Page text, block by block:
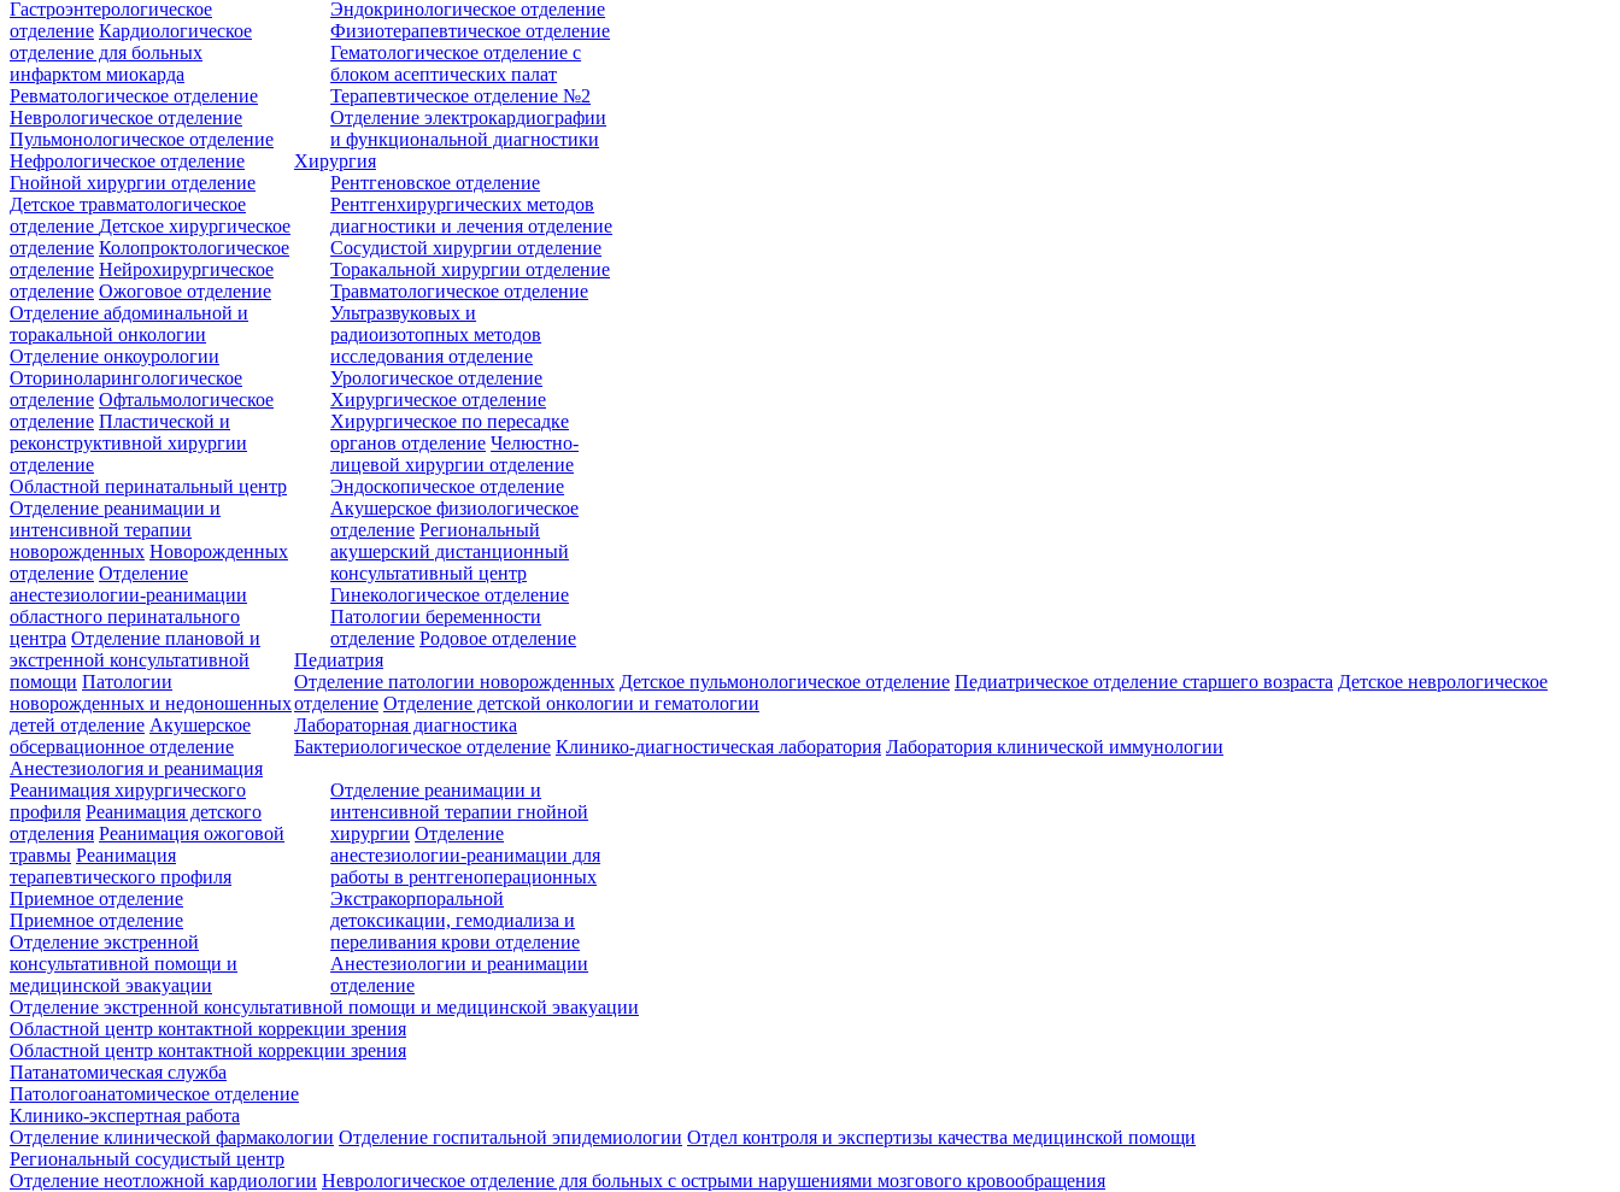
Гастроэнтерологическое
отделение Кардиологическое
отделение для больных
инфарктом миокарда
Ревматологическое отделение
Неврологическое отделение
Пульмонологическое отделение
Нефрологическое отделение
Эндокринологическое отделение
Физиотерапевтическое отделение
Гематологическое отделение с
блоком асептических палат
Терапевтическое отделение №2
Отделение электрокардиографии
и функциональной диагностики
Хирургия
Гнойной хирургии отделение
Детское травматологическое
отделение Детское хирургическое
отделение Колопроктологическое
отделение Нейрохирургическое
отделение Ожоговое отделение
Отделение абдоминальной и
торакальной онкологии
Отделение онкоурологии
Оториноларингологическое
отделение Офтальмологическое
отделение Пластической и
реконструктивной хирургии
отделение
Рентгеновское отделение
Рентгенхирургических методов
диагностики и лечения отделение
Сосудистой хирургии отделение
Торакальной хирургии отделение
Травматологическое отделение
Ультразвуковых и
радиоизотопных методов
исследования отделение
Урологическое отделение
Хирургическое отделение
Хирургическое по пересадке
органов отделение Челюстно-
лицевой хирургии отделение
Эндоскопическое отделение
Областной перинатальный центр
Отделение реанимации и
интенсивной терапии
новорожденных Новорожденных
отделение Отделение
анестезиологии-реанимации
областного перинатального
центра Отделение плановой и
экстренной консультативной
помощи Патологии
новорожденных и недоношенных
детей отделение Акушерское
обсервационное отделение
Акушерское физиологическое
отделение Региональный
акушерский дистанционный
консультативный центр
Гинекологическое отделение
Патологии беременности
отделение Родовое отделение
Педиатрия
Отделение патологии новорожденных Детское пульмонологическое отделение Педиатрическое отделение старшего возраста Детское неврологическое
отделение Отделение детской онкологии и гематологии
Лабораторная диагностика
Бактериологическое отделение Клинико-диагностическая лаборатория Лаборатория клинической иммунологии
Анестезиология и реанимация
Реанимация хирургического
профиля Реанимация детского
отделения Реанимация ожоговой
травмы Реанимация
терапевтического профиля
Отделение реанимации и
интенсивной терапии гнойной
хирургии Отделение
анестезиологии-реанимации для
работы в рентгеноперационных
Экстракорпоральной
детоксикации, гемодиализа и
переливания крови отделение
Анестезиологии и реанимации
отделение
Приемное отделение
Приемное отделение
Отделение экстренной
консультативной помощи и
медицинской эвакуации
Отделение экстренной консультативной помощи и медицинской эвакуации
Областной центр контактной коррекции зрения
Областной центр контактной коррекции зрения
Патанатомическая служба
Патологоанатомическое отделение
Клинико-экспертная работа
Отделение клинической фармакологии Отделение госпитальной эпидемиологии Отдел контроля и экспертизы качества медицинской помощи
Региональный сосудистый центр
Отделение неотложной кардиологии Неврологическое отделение для больных с острыми нарушениями мозгового кровообращения